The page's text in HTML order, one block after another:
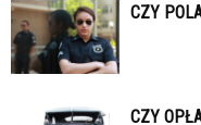
CZY
CZY